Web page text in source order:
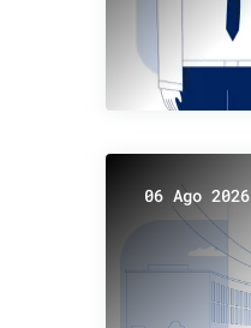
06 Ago 2026